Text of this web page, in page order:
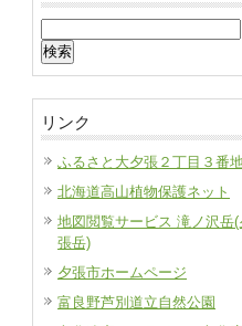
索:
リンク
ふるさと大夕張２丁目３番
北海道高山植物保護ネット
地図閲覧サービス 滝ノ沢岳(
張岳)
夕張市ホームページ
富良野芦別道立自然公園